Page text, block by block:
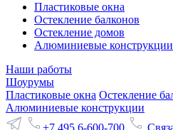
Пластиковые окна
Остекление балконов
Остекление домов
Алюминиевые конструкции
Наши работы
Шоурумы
Пластиковые окна Остекление
Алюминиевые конструкции
+7 495 6-600-700